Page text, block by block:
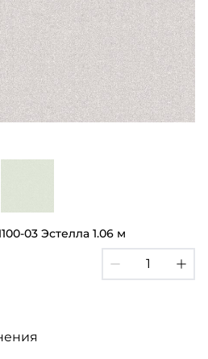
03 Эстелла 1.06 м